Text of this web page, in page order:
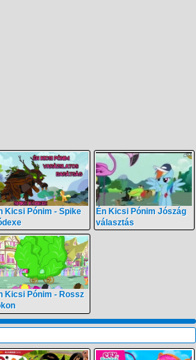
Kicsi Pónim - Spike
Én Kicsi Pónim Jószág
választás
Kicsi Pónim - Rossz